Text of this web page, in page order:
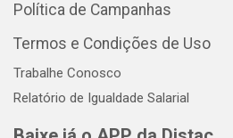
Política de Campanhas
Termos e Condições de Uso
Trabalhe Conosco
Relatório de Igualdade Salarial